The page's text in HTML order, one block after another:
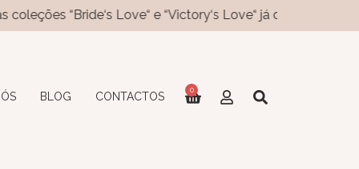
Love“ e “Victory‘s Love“ já disponíveis no site!
BLOG CONTACTOS
0